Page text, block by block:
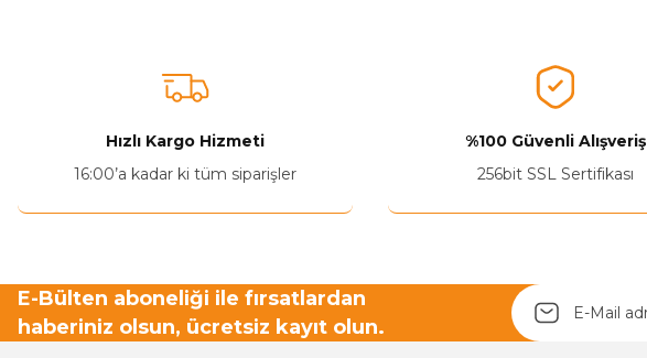
Ürün açıklamasında eksik bilgiler bulunuyor.
Hızlı Kargo Hizmeti
16:00’a kadar ki tüm siparişler
%100 Güvenli Alışveriş
256bit SSL Sertifikası
E-Bülten aboneliği ile fırsatlardan
haberiniz olsun, ücretsiz kayıt olun.